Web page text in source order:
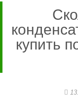
купить